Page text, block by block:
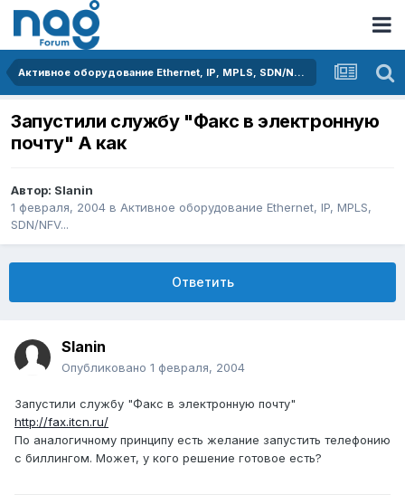
Активное оборудование Ethernet, IP, MPLS, SDN/NFV...
Запустили службу "Факс в электронную
почту" А как
Автор: Slanin
1 февраля, 2004 в Активное оборудование Ethernet, IP, MPLS,
SDN/NFV...
Ответить
Slanin
Опубликовано 1 февраля, 2004
Запустили службу "Факс в электронную почту"
http://fax.itcn.ru/
По аналогичному принципу есть желание запустить телефонию
с биллингом. Может, у кого решение готовое есть?